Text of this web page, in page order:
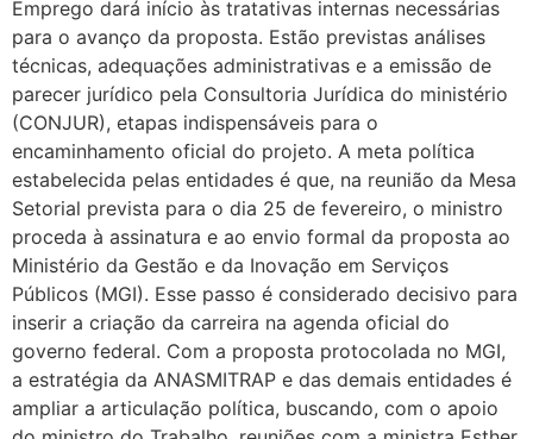
Emprego dará início às tratativas internas necessárias
para o avanço da proposta. Estão previstas análises
técnicas, adequações administrativas e a emissão de
parecer jurídico pela Consultoria Jurídica do ministério
(CONJUR), etapas indispensáveis para o
encaminhamento oficial do projeto. A meta política
estabelecida pelas entidades é que, na reunião da Mesa
Setorial prevista para o dia 25 de fevereiro, o ministro
proceda à assinatura e ao envio formal da proposta ao
Ministério da Gestão e da Inovação em Serviços
Públicos (MGI). Esse passo é considerado decisivo para
inserir a criação da carreira na agenda oficial do
governo federal. Com a proposta protocolada no MGI,
a estratégia da ANASMITRAP e das demais entidades é
ampliar a articulação política, buscando, com o apoio